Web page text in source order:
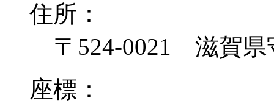
住所：
〒524-0021 滋賀県
座標：